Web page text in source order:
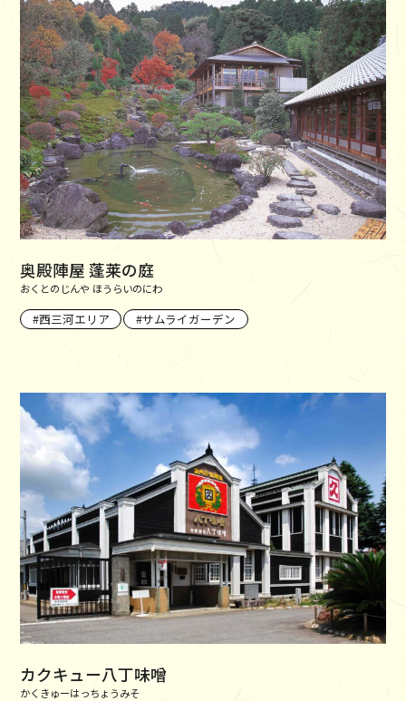
奥殿陣屋 蓬莱の庭
おくとのじんや ほうらいのにわ
西三河エリア サムライガーデン
カクキュー八丁味噌
かくきゅーはっちょうみそ